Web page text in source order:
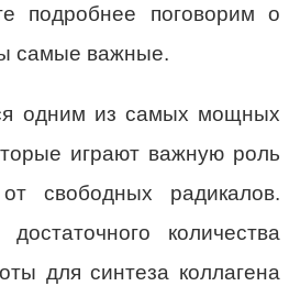
подробнее поговорим о
самые важные.
одним из самых мощных
играют важную роль
свободных радикалов.
количества
для синтеза коллагена